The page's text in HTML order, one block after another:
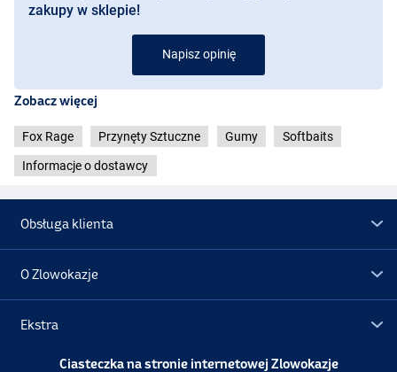
UV Natural Perch
zakupy w sklepie!
Napisz opinię
Zobacz więcej
Fox Rage Przynęty Sztuczne Gumy Softbaits
Informacje o dostawcy
Obsługa klienta
O Zlowokazje
Ekstra
Ciasteczka na stronie internetowej Zlowokazje